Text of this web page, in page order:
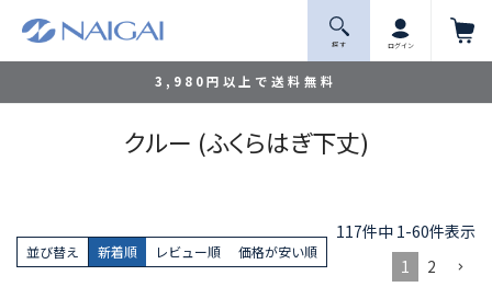
3,980円以上で送料無料
探 す ログイン
クルー (ふくらはぎ下丈)
並び替え 新着順 レビュー順 価格が安い順
117件中 1-60件表示
1
2